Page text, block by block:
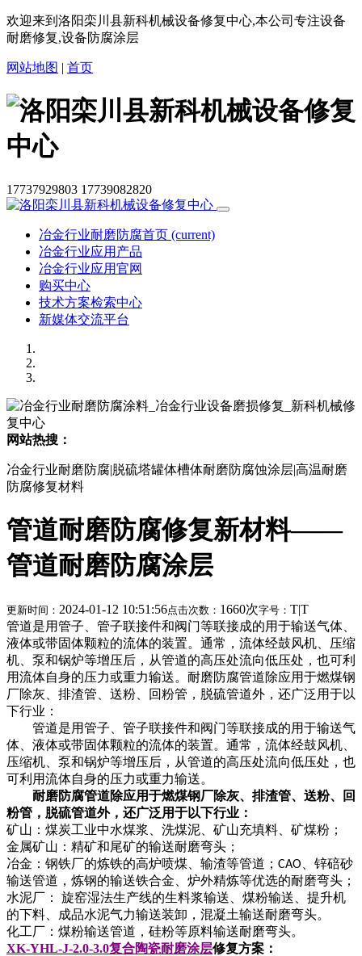
欢迎来到洛阳栾川县新科机械设备修复中心,本公司专注设备
耐磨修复,设备防腐涂层
网站地图 | 首页
17737929803 17739082820
冶金行业耐磨防腐首页 (current)
冶金行业应用产品
冶金行业应用官网
购买中心
技术方案检索中心
新媒体交流平台
网站热搜：
冶金行业耐磨防腐|脱硫塔罐体槽体耐磨防腐蚀涂层|高温耐磨
防腐修复材料
管道耐磨防腐修复新材料——
管道耐磨防腐涂层
更新时间： 2024-01-12 10:51:56点击次数： 1660次字号： T|T
管道是用管子、管子联接件和阀门等联接成的用于输送气体、
液体或带固体颗粒的流体的装置。通常，流体经鼓风机、压缩
机、泵和锅炉等增压后，从管道的高压处流向低压处，也可利
用流体自身的压力或重力输送。耐磨防腐管道除应用于燃煤钢
厂除灰、排渣管、送粉、回粉管，脱硫管道外，还广泛用于以
下行业：
管道是用管子、管子联接件和阀门等联接成的用于输送气
体、液体或带固体颗粒的流体的装置。通常，流体经鼓风机、
压缩机、泵和锅炉等增压后，从管道的高压处流向低压处，也
可利用流体自身的压力或重力输送。
耐磨防腐管道除应用于燃煤钢厂除灰、排渣管、送粉、回
粉管，脱硫管道外，还广泛用于以下行业：
矿山：煤炭工业中水煤浆、洗煤泥、矿山充填料、矿煤粉；
金属矿山：精矿和尾矿的输送耐磨弯头；
冶金：钢铁厂的炼铁的高炉喷煤、输渣等管道； CAO 、锌碚砂
输送管道，炼钢的输送铁合金、炉外精炼等优选的耐磨弯头；
水泥厂：
旋窑湿法生产线的生料浆输送、煤粉输送、提升机
的下料、成品水泥气力输送装卸，混凝土输送耐磨弯头。
化工厂：煤粉输送管道，硅粉等原料输送耐磨弯头。
XK-YHL-J-2.0-3.0复合陶瓷耐磨涂层修复方案：